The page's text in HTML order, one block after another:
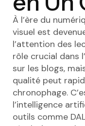
À l’ère du
visuel est
l’attention des
rôle crucial dans
sur les blogs,
qualité peut
chronophage.
l’intelligence
outils comme